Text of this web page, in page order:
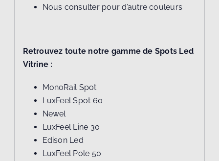
Nous consulter pour d’autre couleurs
Retrouvez toute notre gamme de Spots Led
Vitrine :
MonoRail Spot
LuxFeel Spot 60
Newel
LuxFeel Line 30
Edison Led
LuxFeel Pole 50